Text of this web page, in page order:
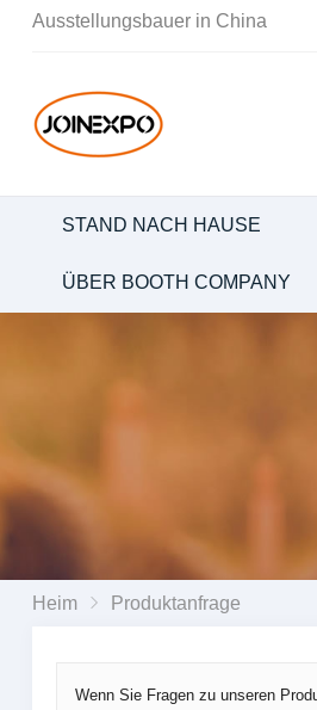
Ausstellungsbauer in China
STAND NACH HAUSE
ÜBER BOOTH COMPANY
Heim Produktanfrage
Wenn Sie Fragen zu unseren